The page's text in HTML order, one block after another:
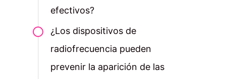
efectivos?
¿Los dispositivos de
radiofrecuencia pueden
prevenir la aparición de las